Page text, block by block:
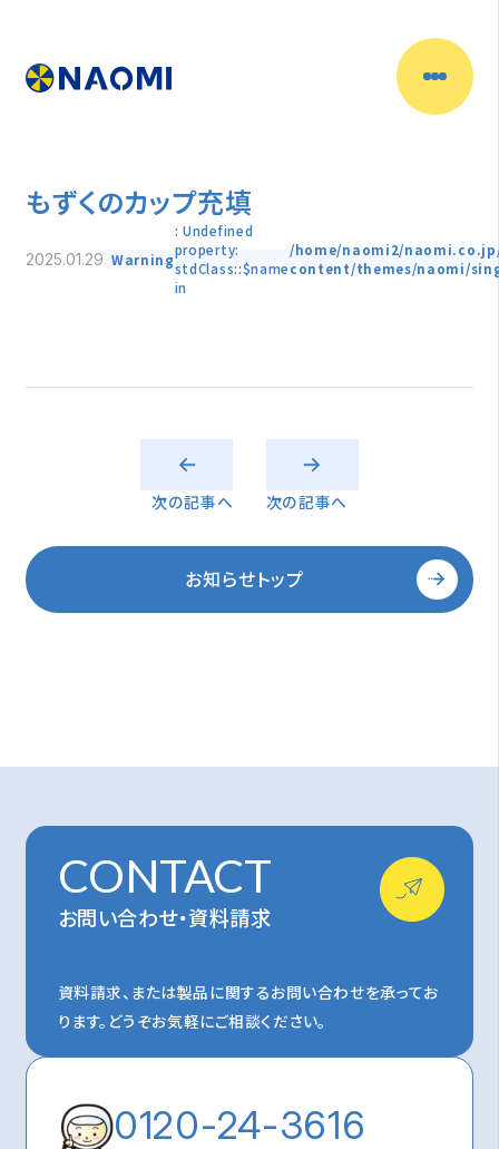
もずくのカップ充填
2025.01.29 Warning
: Undefined
property:
stdClass::$name
in
/home/naomi2/
content/themes/naomi/
次の記事へ 次の記事へ
お知らせトップ
CONTACT
お問い合わせ・資料請求
資料請求、または製品に関するお問い合わせを承ってお
ります。 どうぞお気軽にご相談ください。
0120-24-3616